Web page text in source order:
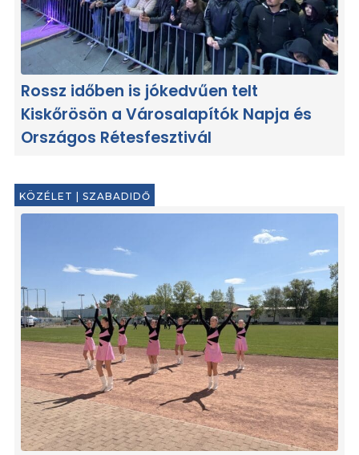
Rossz időben is jókedvűen telt
Kiskőrösön a Városalapítók Napja és
Országos Rétesfesztivál
KÖZÉLET | SZABADIDŐ